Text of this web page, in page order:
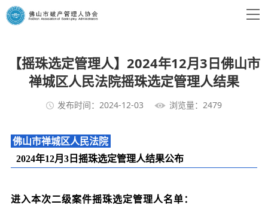
【摇珠选定管理人】2024年12月3日佛山市
禅城区人民法院摇珠选定管理人结果
发布时间：2024-12-03 浏览量：2479
佛山市禅城区人民法院
2024年12月3日摇珠选定管理人结果公布
进入本次二级案件摇珠选定管理人名单：